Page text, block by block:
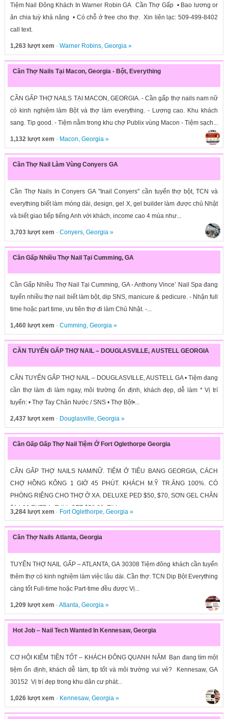
Tiệm Nail Đông Khách In Warner Robin GA Cần Thợ Gấp • Bao lương or
ăn chia tuỳ khả năng • Có chỗ ở free cho thợ. Xin liên lạc: 509-499-8402
call text.
1,263 lượt xem · Warner Robins, Georgia»
Cần Thợ Nails Tại Macon, Georgia - Bột, Everything
CẦN GẤP THỢ NAILS TẠI MACON, GEORGIA. - Cần gấp thợ nails nam nữ
có kinh nghiệm làm Bột và thợ làm everything. - Lương cao. Khu khách
sang. Tip good. - Tiệm nằm trong khu chợ Publix vùng Macon - Tiệm sạch...
1,132 lượt xem · Macon, Georgia»
Cần Thợ Nail Làm Vùng Conyers GA
Cần Thợ Nails In Conyers GA "Inail Conyers" cần tuyển thợ bột, TCN và
everything biết làm móng dài, design, gel X, gel builder làm được chủ Nhật
và biết giao tiếp tiếng Anh với khách, income cao 4 mùa như...
3,703 lượt xem · Conyers, Georgia»
Cần Gấp Nhiều Thợ Nail Tại Cumming, GA
Cần Gấp Nhiều Thợ Nail Tại Cumming, GA - Anthony Vince’ Nail Spa đang
tuyển nhiều thợ nail biết làm bột, dip SNS, manicure & pedicure. - Nhận full
time hoặc part time, ưu tiên thợ đi làm Chủ Nhật. -...
1,460 lượt xem · Cumming, Georgia»
CẦN TUYỂN GẤP THỢ NAIL – DOUGLASVILLE, AUSTELL GEORGIA
CẦN TUYỂN GẤP THỢ NAIL – DOUGLASVILLE, AUSTELL GA • Tiệm đang
cần thợ làm đi làm ngay, môi trường ổn định, khách đẹp, dễ làm * Vị trí
tuyển: • Thợ Tay Chân Nước / SNS • Thợ Bột•...
2,437 lượt xem · Douglasville, Georgia»
Cần Gấp Gấp Thợ Nail Tiệm Ở Fort Oglethorpe Georgia
CẦN GẤP THỢ NAILS NAM/NỮ. TIỆM Ở TIỂU BANG GEORGIA, CÁCH
CHỢ HỒNG KÔNG 1 GIỜ 45 PHÚT. KHÁCH M.Ỹ TR.ẮNG 100%. CÓ
PHÒNG RIÊNG CHO THỢ Ở XA. DELUXE PED $50, $70, SƠN GEL CHÂN
$14.00 EXTRA, FULL SET $50.00, FILL...
3,284 lượt xem · Fort Oglethorpe, Georgia»
Cần Thợ Nails Atlanta, Georgia
TUYỂN THỢ NAIL GẤP – ATLANTA, GA 30308 Tiệm đông khách cần tuyển
thêm thợ có kinh nghiệm làm việc lâu dài. Cần thợ: TCN Dip Bột Everything
càng tốt Full-time hoặc Part-time đều được Vị...
1,209 lượt xem · Atlanta, Georgia»
Hot Job – Nail Tech Wanted In Kennesaw, Georgia
CƠ HỘI KIẾM TIỀN TỐT – KHÁCH ĐÔNG QUANH NĂM Bạn đang tìm một
tiệm ổn định, khách dễ làm, tip tốt và môi trường vui vẻ? Kennesaw, GA
30152 Vị trí đẹp trong khu dân cư phát...
1,026 lượt xem · Kennesaw, Georgia»